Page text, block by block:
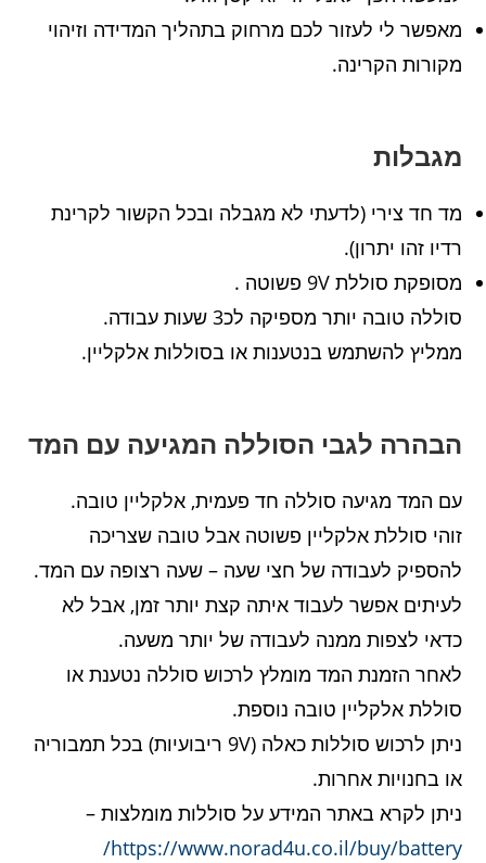
מאפשר לי לעזור לכם מרחוק בתהליך המדידה וזיהוי
מקורות הקרינה.
מגבלות
מד חד צירי (לדעתי לא מגבלה ובכל הקשור לקרינת
רדיו זהו יתרון).
מסופקת סוללת 9V פשוטה .
סוללה טובה יותר מספיקה לכ3 שעות עבודה.
ממליץ להשתמש בנטענות או בסוללות אלקליין.
הבהרה לגבי הסוללה המגיעה עם המד
עם המד מגיעה סוללה חד פעמית, אלקליין טובה.
זוהי סוללת אלקליין פשוטה אבל טובה שצריכה
להספיק לעבודה של חצי שעה – שעה רצופה עם המד.
לעיתים אפשר לעבוד איתה קצת יותר זמן, אבל לא
כדאי לצפות ממנה לעבודה של יותר משעה.
לאחר הזמנת המד מומלץ לרכוש סוללה נטענת או
סוללת אלקליין טובה נוספת.
ניתן לרכוש סוללות כאלה (9V ריבועיות) בכל תמבוריה
או בחנויות אחרות.
ניתן לקרא באתר המידע על סוללות מומלצות –
https://www.norad4u.co.il/buy/battery/